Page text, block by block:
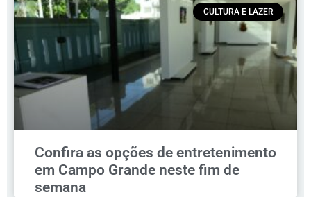
CULTURA E LAZER
Confira as opções de entretenimento
em Campo Grande neste fim de
semana